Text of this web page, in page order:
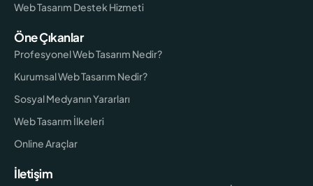
Web Tasarım Destek Hizmeti
Öne Çıkanlar
Profesyonel Web Tasarım Nedir?
Kurumsal Web Tasarım Nedir?
Sosyal Medyanın Yararları
Web Tasarım İlkeleri
Online Araçlar
İletişim